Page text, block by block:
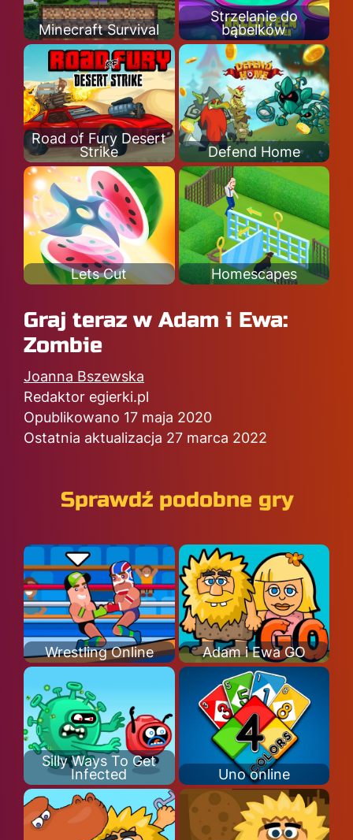
Minecraft Survival
Strzelanie do
bąbelków
Road of Fury Desert
Strike
Defend Home
Lets Cut Homescapes
Graj teraz w Adam i Ewa:
Zombie
Joanna Bszewska
Redaktor egierki.pl
Opublikowano 17 maja 2020
Ostatnia aktualizacja 27 marca 2022
Sprawdź podobne gry
Wrestling Online Adam i Ewa GO
Silly Ways To Get
Infected
Uno online